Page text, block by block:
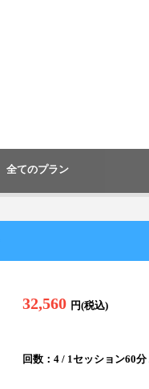
全てのプラン
32,560 円(税込)
回数：4 / 1セッション60分